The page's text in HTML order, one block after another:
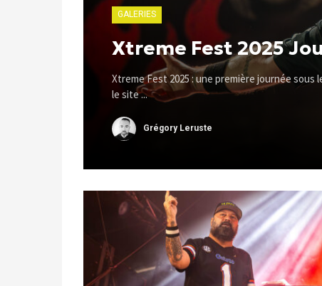
GALERIES
Xtreme Fest 2025
Xtreme Fest 2025 : une première journée sous
le site ...
Grégory Leruste